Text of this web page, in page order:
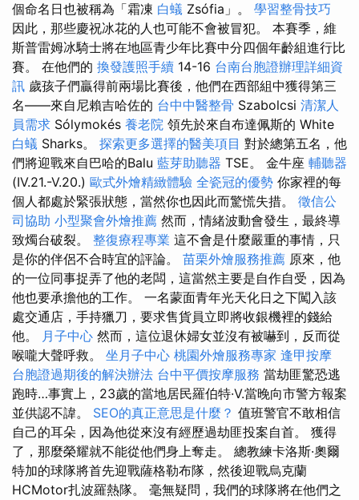
個命名日也被稱為「霜凍 白蟻 Zsófia」。 學習整骨技巧
因此，那些慶祝冰花的人也可能不會被冒犯。 本賽季，維
斯普雷姆冰騎士將在地區青少年比賽中分四個年齡組進行比
賽。 在他們的 換發護照手續 14-16 台南台胞證辦理詳細資
訊 歲孩子們贏得前兩場比賽後，他們在西部組中獲得第三
名——來自尼賴吉哈佐的 台中中醫整骨 Szabolcsi 清潔人
員需求 Sólymokés 養老院 領先於來自布達佩斯的 White
白蟻 Sharks。 探索更多選擇的醫美項目 對於總第五名，他
們將迎戰來自巴哈的Balu 藍芽助聽器 TSE。 金牛座 輔聽器
(IV.21.-V.20.) 歐式外燴精緻體驗 全瓷冠的優勢 你家裡的每
個人都處於緊張狀態，當然你也因此而驚慌失措。 徵信公
司協助 小型聚會外燴推薦 然而，情緒波動會發生，最終導
致燭台破裂。 整復療程專業 這不會是什麼嚴重的事情，只
是你的伴侶不合時宜的評論。 苗栗外燴服務推薦 原來，他
的一位同事捉弄了他的老闆，這當然主要是自作自受，因為
他也要承擔他的工作。 一名蒙面青年光天化日之下闖入該
處交通店，手持獵刀，要求售貨員立即將收銀機裡的錢給
他。 月子中心 然而，這位退休婦女並沒有被嚇到，反而從
喉嚨大聲呼救。 坐月子中心 桃園外燴服務專家 逢甲按摩
台胞證過期後的解決辦法 台中平價按摩服務 當劫匪驚恐逃
跑時…事實上，23歲的當地居民羅伯特·V.當晚向市警方報案
並供認不諱。 SEO的真正意思是什麼？ 值班警官不敢相信
自己的耳朵，因為他從來沒有經歷過劫匪投案自首。 獲得
了，那麼榮耀就不能從他們身上奪走。 總教練卡洛斯·奧爾
特加的球隊將首先迎戰薩格勒布隊，然後迎戰烏克蘭
HCMotor扎波羅熱隊。 毫無疑問，我們的球隊將在他們之